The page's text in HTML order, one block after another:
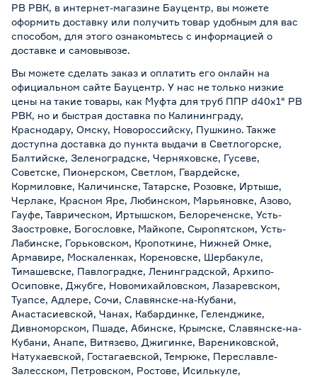
РВ РВК, в интернет-магазине Бауцентр, вы можете
оформить доставку или получить товар удобным для вас
способом, для этого ознакомьтесь с информацией о
доставке и самовывозе.
Вы можете сделать заказ и оплатить его онлайн на
официальном сайте Бауцентр. У нас не только низкие
цены на такие товары, как Муфта для труб ППР d40х1" РВ
РВК, но и быстрая доставка по Калининграду,
Краснодару, Омску, Новороссийску, Пушкино. Также
доступна доставка до пункта выдачи в Светлогорске,
Балтийске, Зеленоградске, Черняховске, Гусеве,
Советске, Пионерском, Светлом, Гвардейске,
Кормиловке, Каличинске, Татарске, Розовке, Иртыше,
Черлаке, Красном Яре, Любинском, Марьяновке, Азово,
Гауфе, Таврическом, Иртышском, Белореченске, Усть-
Заостровке, Богословке, Майкопе, Сыропятском, Усть-
Лабинске, Горьковском, Кропоткине, Нижней Омке,
Армавире, Москаленках, Кореновске, Шербакуле,
Тимашевске, Павлоградке, Ленинградской, Архипо-
Осиповке, Джубге, Новомихайловском, Лазаревском,
Туапсе, Адлере, Сочи, Славянске-на-Кубани,
Анастасиевской, Чанах, Кабардинке, Геленджике,
Дивноморском, Пшаде, Абинске, Крымске, Славянске-на-
Кубани, Анапе, Витязево, Джигинке, Варениковской,
Натухаевской, Гостагаевской, Темрюке, Переславле-
Залесском, Петровском, Ростове, Исилькуле,